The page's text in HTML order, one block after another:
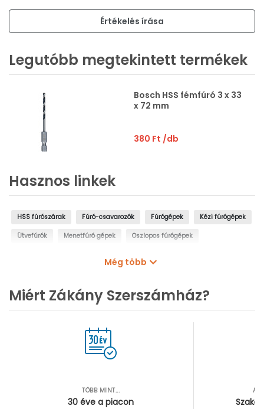
Értékelés írása
Legutóbb megtekintett termékek
Bosch HSS fémfúró 3 x 33
x 72 mm
380 Ft /db
Hasznos linkek
HSS fúrószárak Fúró-csavarozók Fúrógépek Kézi fúrógépek
Ütvefúrók Menetfúró gépek Oszlopos fúrógépek
Még több
Miért Zákány Szerszámház?
TÖBB MINT...
30 éve a piacon